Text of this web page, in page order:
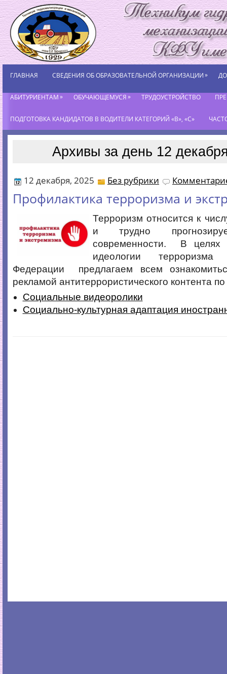
ГЛАВНАЯ СВЕДЕНИЯ ОБ ОБРАЗОВАТЕЛЬНОЙ ОРГАНИЗАЦИИ»
АБИТУРИЕНТАМ» ОБУЧАЮЩЕМУСЯ» ТРУДОУСТРОЙСТВО
ПОДГОТОВКА КАНДИДАТОВ В ВОДИТЕЛИ КАТЕГОРИЙ «В», «С»
Архивы за день 12
12 декабря, 2025 Без рубрики
Профилактика терроризма и
Терроризм относится к
и трудно
современности. В целях
идеологии
Федерации предлагаем всем
рекламой антитеррористического контента
Социальные видеоролики
Социально-культурная адаптация